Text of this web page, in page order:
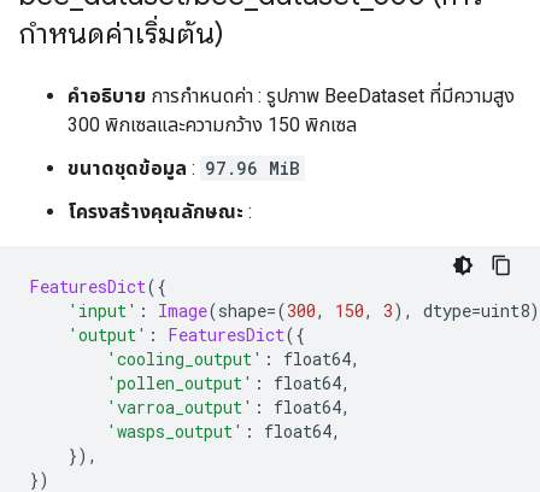
กำหนดค่าเริ่มต้น)
คำอธิบาย การกำหนดค่า : รูปภาพ BeeDataset ที่มีความสูง
300 พิกเซลและความกว้าง 150 พิกเซล
ขนาดชุดข้อมูล : 97.96 MiB
โครงสร้างคุณลักษณะ :
FeaturesDict({
'input' : Image(shape=(300, 150, 3), dtype=uint8
'output' : FeaturesDict({
'cooling_output' : float64,
'pollen_output' : float64,
'varroa_output' : float64,
'wasps_output' : float64,
}),
})